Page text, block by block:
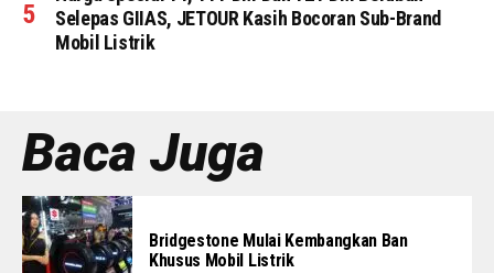
Selepas GIIAS, JETOUR Kasih Bocoran Sub-Brand
Mobil Listrik
Baca Juga
Bridgestone Mulai Kembangkan Ban
Khusus Mobil Listrik